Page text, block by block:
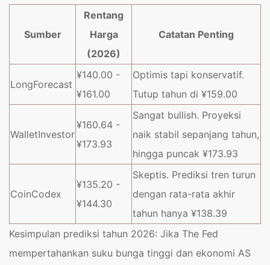
Sumber
Rentang
Harga
(2026)
Catatan Penting
LongForecast
¥140.00 -
¥161.00
Optimis tapi konservatif.
Tutup tahun di ¥159.00
WalletInvestor
¥160.64 -
¥173.93
Sangat bullish. Proyeksi
naik stabil sepanjang tahun,
hingga puncak ¥173.93
CoinCodex
¥135.20 -
¥144.30
Skeptis. Prediksi tren turun
dengan rata-rata akhir
tahun hanya ¥138.39
Kesimpulan prediksi tahun 2026: Jika The Fed
mempertahankan suku bunga tinggi dan ekonomi AS